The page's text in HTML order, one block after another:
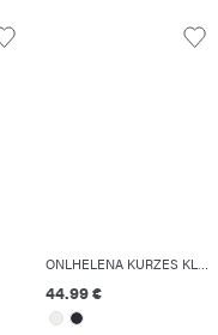
ONLHELENA KURZES KLEID
44.99 €